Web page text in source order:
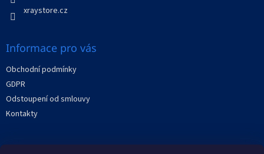
xraystore.cz
Informace pro vás
Obchodní podmínky
GDPR
Odstoupení od smlouvy
Kontakty